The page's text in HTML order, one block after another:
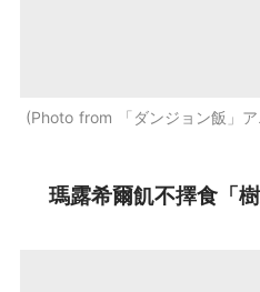
Photo from 「ダンジョン飯」
瑪露希爾飢不擇食「